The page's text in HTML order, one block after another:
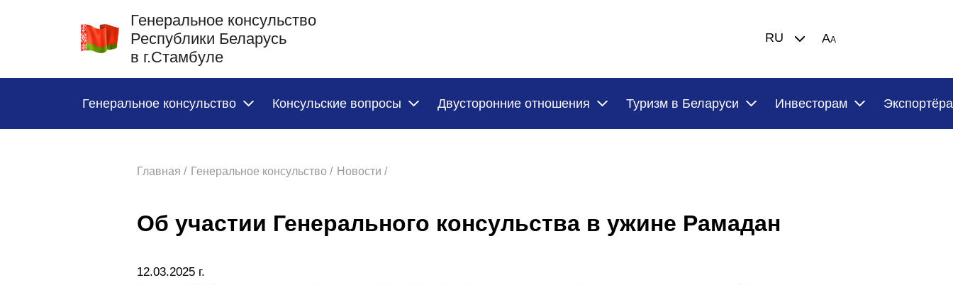
Генеральное консульство
Республики Беларусь
в г.Стамбуле
RU AA
Генеральное консульство Консульские вопросы Двусторонние отношения Туризм в Беларуси Инвесторам
Главная / Генеральное консульство / Новости /
Об участии Генерального консульства в ужине Рамадан
12.03.2025 г.